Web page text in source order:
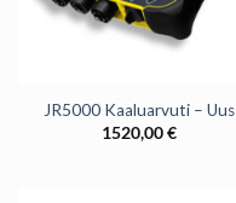
JR5000 Kaaluarvuti – Uus
1520,00€